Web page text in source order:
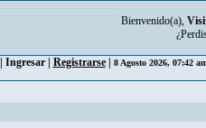
Bienvenido(a),
Ingresar| Registrarse| 8 Agosto 2026, 07:42